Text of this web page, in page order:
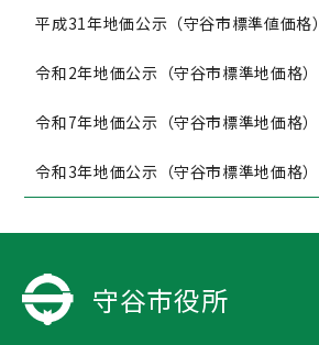
平成31年地価公示（守谷市標準値価格）
令和2年地価公示（守谷市標準地価格）
令和7年地価公示（守谷市標準地価格）
令和3年地価公示（守谷市標準地価格）
守谷市役所